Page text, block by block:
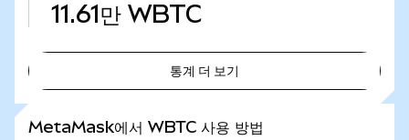
11.61만 WBTC
통계 더 보기
MetaMask에서 WBTC 사용 방법